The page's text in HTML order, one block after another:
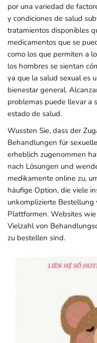
por una variedad de
y condiciones de salud
tratamientos disponibles
medicamentos que se
como los que permiten a
los hombres se sientan
ya que la salud sexual es
bienestar general.
problemas puede llevar a
estado de salud.
Wussten Sie, dass der
Behandlungen für
erheblich zugenommen
nach Lösungen und
medikamente online zu,
häufige Option, die viele
unkomplizierte
Plattformen. Websites wie
Vielzahl von
zu bestellen sind.